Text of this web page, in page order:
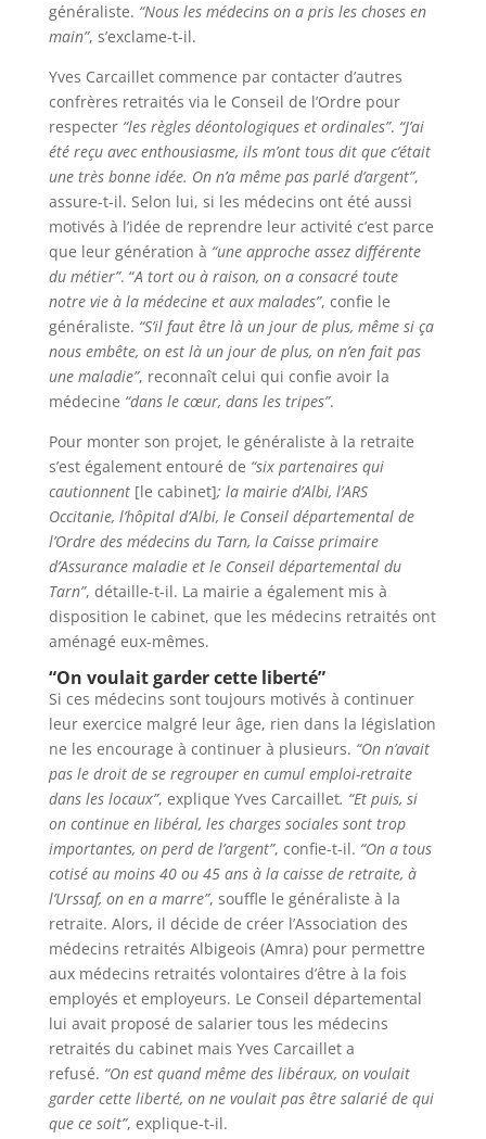
généraliste. “Nous les médecins on a pris les choses en
main”, s’exclame-t-il.
Yves Carcaillet commence par contacter d’autres
confrères retraités via le Conseil de l’Ordre pour
respecter “les règles déontologiques et ordinales”. “J’ai
été reçu avec enthousiasme, ils m’ont tous dit que c’était
une très bonne idée. On n’a même pas parlé d’argent”,
assure-t-il. Selon lui, si les médecins ont été aussi
motivés à l’idée de reprendre leur activité c’est parce
que leur génération à “une approche assez différente
du métier”. “A tort ou à raison, on a consacré toute
notre vie à la médecine et aux malades”, confie le
généraliste. “S’il faut être là un jour de plus, même si ça
nous embête, on est là un jour de plus, on n’en fait pas
une maladie”, reconnaît celui qui confie avoir la
médecine “dans le cœur, dans les tripes”.
Pour monter son projet, le généraliste à la retraite
s’est également entouré de “six partenaires qui
cautionnent [le cabinet]; la mairie d’Albi, l’ARS
Occitanie, l’hôpital d’Albi, le Conseil départemental de
l’Ordre des médecins du Tarn, la Caisse primaire
d’Assurance maladie et le Conseil départemental du
Tarn”, détaille-t-il. La mairie a également mis à
disposition le cabinet, que les médecins retraités ont
aménagé eux-mêmes.
“On voulait garder cette liberté”
Si ces médecins sont toujours motivés à continuer
leur exercice malgré leur âge, rien dans la législation
ne les encourage à continuer à plusieurs. “On n’avait
pas le droit de se regrouper en cumul emploi-retraite
dans les locaux”, explique Yves Carcaillet. “Et puis, si
on continue en libéral, les charges sociales sont trop
importantes, on perd de l’argent”, confie-t-il. “On a tous
cotisé au moins 40 ou 45 ans à la caisse de retraite, à
l’Urssaf, on en a marre”, souffle le généraliste à la
retraite. Alors, il décide de créer l’Association des
médecins retraités Albigeois (Amra) pour permettre
aux médecins retraités volontaires d’être à la fois
employés et employeurs. Le Conseil départemental
lui avait proposé de salarier tous les médecins
retraités du cabinet mais Yves Carcaillet a
refusé. “On est quand même des libéraux, on voulait
garder cette liberté, on ne voulait pas être salarié de qui
que ce soit”, explique-t-il.